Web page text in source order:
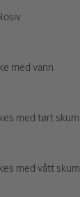
med vann
med tørt skum
med vått skum